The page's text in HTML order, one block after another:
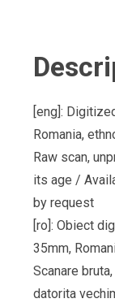
[eng]:
Romania,
Raw scan,
its age /
by request
[ro]: Obiect
35mm,
Scanare
datorita